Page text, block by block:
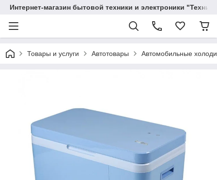
Интернет-магазин бытовой техники и электроники
Товары и услуги Автотовары Автомобильные